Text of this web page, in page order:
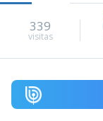
339
visitas